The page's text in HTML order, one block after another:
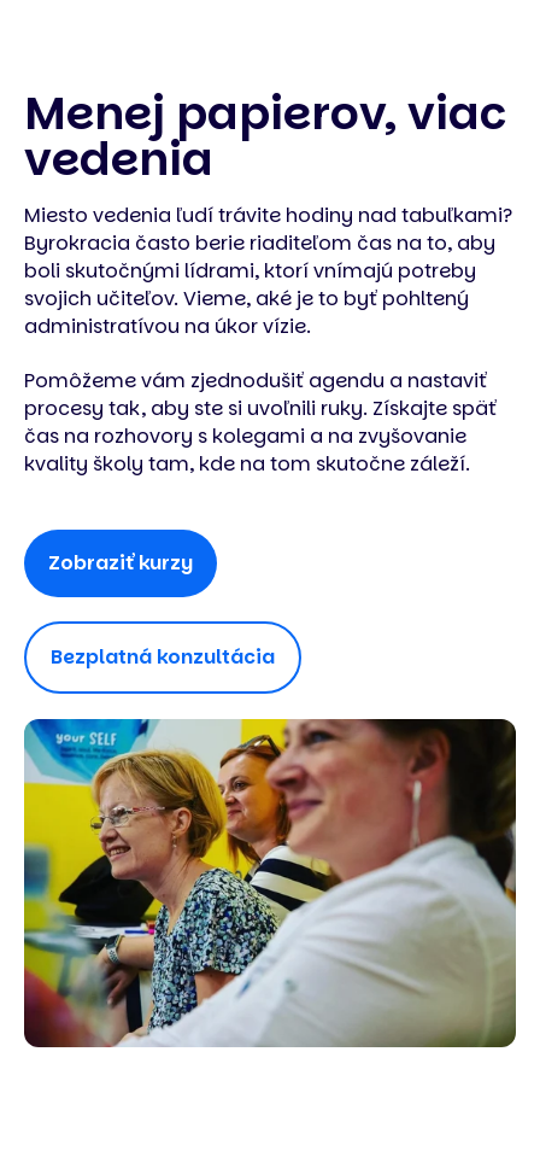
Menej papierov, viac
vedenia
Miesto vedenia ľudí trávite hodiny nad tabuľkami?
Byrokracia často berie riaditeľom čas na to, aby
boli skutočnými lídrami, ktorí vnímajú potreby
svojich učiteľov. Vieme, aké je to byť pohltený
administratívou na úkor vízie.
Pomôžeme vám zjednodušiť agendu a nastaviť
procesy tak, aby ste si uvoľnili ruky. Získajte späť
čas na rozhovory s kolegami a na zvyšovanie
kvality školy tam, kde na tom skutočne záleží.
Zobraziť kurzy
Bezplatná konzultácia